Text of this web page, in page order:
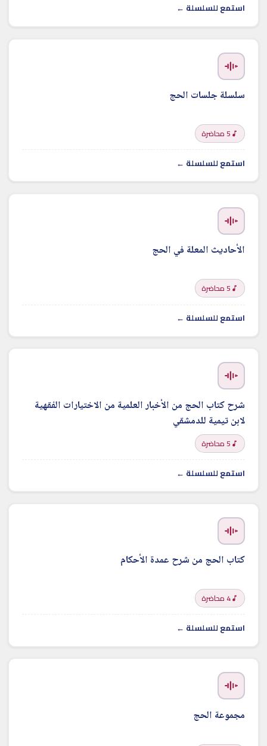
استمع للسلسلة ←
سلسلة جلسات الحج
5 محاضرة
استمع للسلسلة ←
الأحاديث المعلة في الحج
5 محاضرة
استمع للسلسلة ←
شرح كتاب الحج من الأخبار العلمية من الاختيارات الفقهية
لابن تيمية للدمشقي
5 محاضرة
استمع للسلسلة ←
كتاب الحج من شرح عمدة الأحكام
4 محاضرة
استمع للسلسلة ←
مجموعة الحج